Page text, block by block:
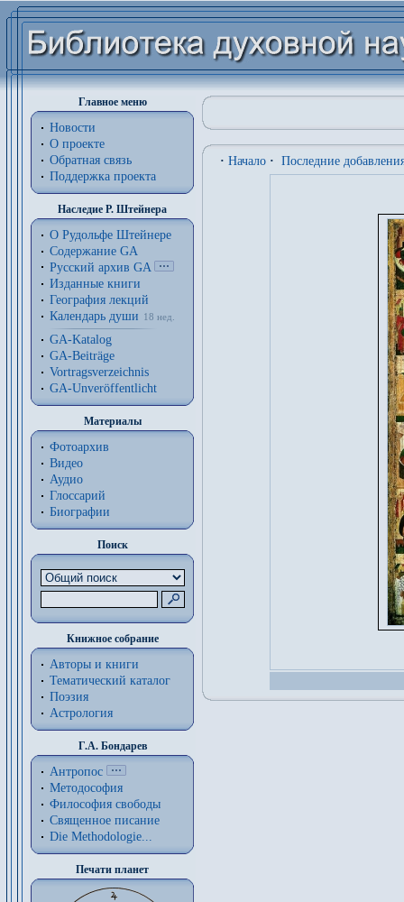
Главное меню
Новости
О проекте
Обратная связь
Поддержка проекта
Наследие Р. Штейнера
О Рудольфе Штейнере
Содержание GA
Русский архив GA
Изданные книги
География лекций
Календарь души
18 нед.
GA-Katalog
GA-Beiträge
Vortragsverzeichnis
GA-Unveröffentlicht
Материалы
Фотоархив
Видео
Аудио
Глоссарий
Биографии
Поиск
Книжное собрание
Авторы и книги
Тематический каталог
Поэзия
Астрология
Г.А. Бондарев
Антропос
Методософия
Философия cвободы
Священное писание
Die Methodologie...
Печати планет
· Начало · Последние